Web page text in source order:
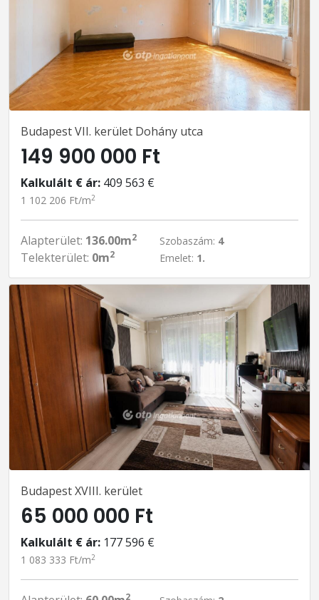
Budapest VII. kerület Dohány utca
149 900 000 Ft
Kalkulált € ár: 409 563 €
1 102 206 Ft/m2
Alapterület: 136.00m2
Telekterület: 0m2
Szobaszám: 4
Emelet: 1.
Budapest XVIII. kerület
65 000 000 Ft
Kalkulált € ár: 177 596 €
1 083 333 Ft/m2
2